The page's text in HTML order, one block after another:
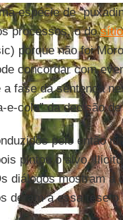
espécie de
processos, o do
porque não foi
concordar com
fase da sentença
e-cola” da decisão
pelo então
pintou o alvo.
diálogos mostram a
deram a essa tese o